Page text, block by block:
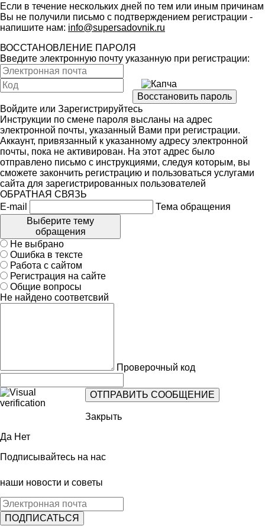
Если в течение нескольких дней по тем или иным причинам
Вы не получили письмо с подтверждением регистрации -
напишите нам: info@supersadovnik.ru
ВОССТАНОВЛЕНИЕ ПАРОЛЯ
Введите электронную почту указанную при регистрации:
Войдите или Зарегистрируйтесь
Инструкции по смене пароля высланы на адрес
электронной почты, указанный Вами при регистрации.
Аккаунт, привязанный к указанному адресу электронной
почты, пока не активирован. На этот адрес было
отправлено письмо с инструкциями, следуя которым, вы
сможете закончить регистрацию и пользоваться услугами
сайта для зарегистрированных пользователей
ОБРАТНАЯ СВЯЗЬ
E-mail
Тема обращения
Выберите тему
обращения
Не выбрано
Ошибка в тексте
Работа с сайтом
Регистрация на сайте
Общие вопросы
Не найдено соответсвий
Проверочный код
Закрыть
Да Нет
Подписывайтесь на нас
наши новости и советы